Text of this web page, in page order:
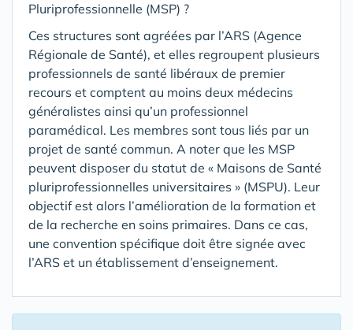
Pluriprofessionnelle (MSP) ?
Ces structures sont agréées par l’ARS (Agence
Régionale de Santé), et elles regroupent plusieurs
professionnels de santé libéraux de premier
recours et comptent au moins deux médecins
généralistes ainsi qu’un professionnel
paramédical. Les membres sont tous liés par un
projet de santé commun. A noter que les MSP
peuvent disposer du statut de « Maisons de Santé
pluriprofessionnelles universitaires » (MSPU). Leur
objectif est alors l’amélioration de la formation et
de la recherche en soins primaires. Dans ce cas,
une convention spécifique doit être signée avec
l’ARS et un établissement d’enseignement.